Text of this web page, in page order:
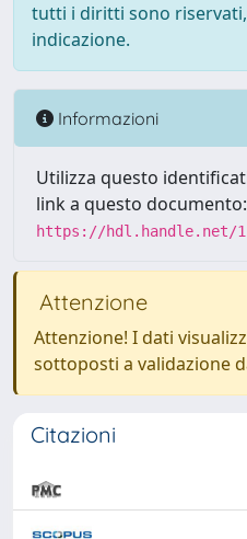
tutti i diritti sono
indicazione.
Informazioni
Utilizza questo
link a questo documento:
https://hdl.handle.net/
Attenzione
Attenzione! I dati
sottoposti a validazione
Citazioni